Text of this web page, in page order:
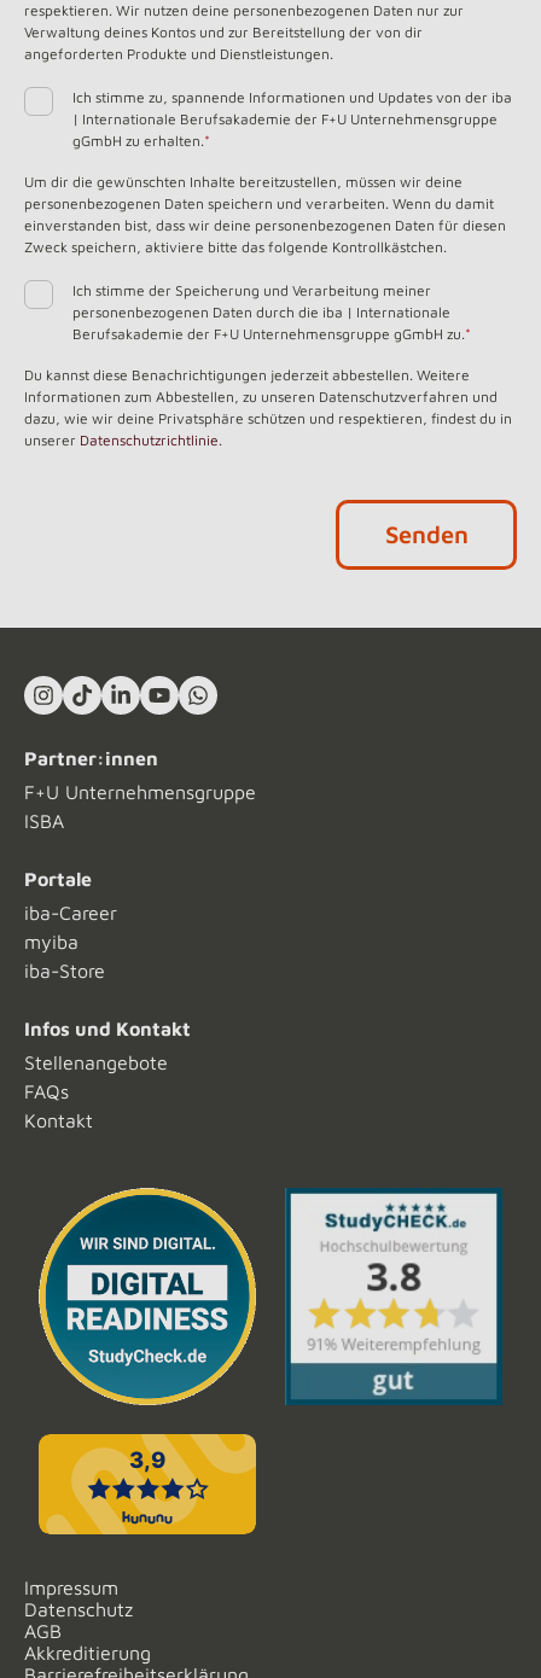
respektieren. Wir nutzen deine personenbezogenen Daten nur zur
Verwaltung deines Kontos und zur Bereitstellung der von dir
angeforderten Produkte und Dienstleistungen.
Ich stimme zu, spannende Informationen und Updates von der iba
| Internationale Berufsakademie der F+U Unternehmensgruppe
gGmbH zu erhalten.*
Um dir die gewünschten Inhalte bereitzustellen, müssen wir deine
personenbezogenen Daten speichern und verarbeiten. Wenn du damit
einverstanden bist, dass wir deine personenbezogenen Daten für diesen
Zweck speichern, aktiviere bitte das folgende Kontrollkästchen.
Ich stimme der Speicherung und Verarbeitung meiner
personenbezogenen Daten durch die iba | Internationale
Berufsakademie der F+U Unternehmensgruppe gGmbH zu.*
Du kannst diese Benachrichtigungen jederzeit abbestellen. Weitere
Informationen zum Abbestellen, zu unseren Datenschutzverfahren und
dazu, wie wir deine Privatsphäre schützen und respektieren, findest du in
unserer Datenschutzrichtlinie.
Instagram
TikTokLinkedIn In
YouTubeWhat's App
Partner:innen
F+U Unternehmensgruppe
ISBA
Portale
iba-Career
myiba
iba-Store
Infos und Kontakt
Stellenangebote
FAQs
Kontakt
Impressum
Datenschutz
AGB
Akkreditierung